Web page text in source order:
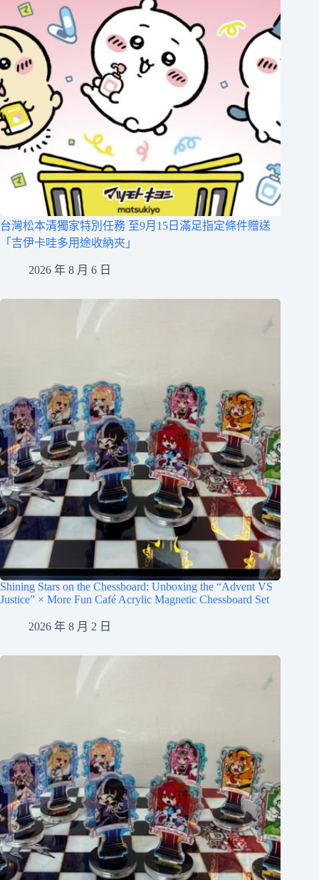
台灣松本清獨家特別任務 至9月15日滿足指定條件贈送
「吉伊卡哇多用途收納夾」
2026 年 8 月 6 日
Shining Stars on the Chessboard: Unboxing the “Advent VS
Justice” × More Fun Café Acrylic Magnetic Chessboard Set
2026 年 8 月 2 日